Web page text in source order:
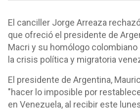
El canciller Jorge Arreaza
que ofreció el presidente de
Macri y su homólogo colombiano
la crisis política y migratoria
El presidente de Argentina,
"hacer lo imposible por
en Venezuela, al recibir este